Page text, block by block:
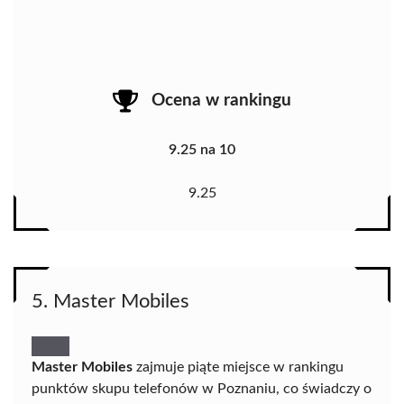
Ocena w rankingu
9.25 na 10
9.25
5. Master Mobiles
Master Mobiles zajmuje piąte miejsce w rankingu
punktów skupu telefonów w Poznaniu, co świadczy o